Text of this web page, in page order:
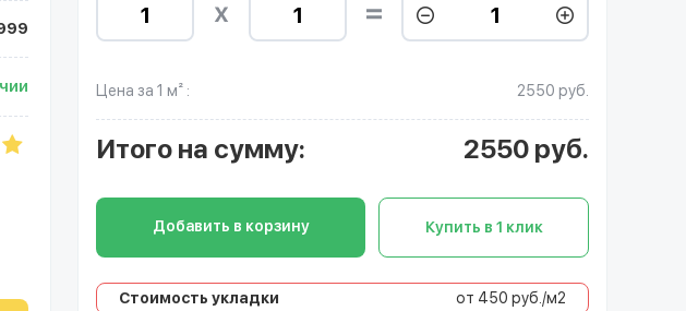
Цена за 1 м² : 2550 руб.
Итого на сумму: 2550 руб.
Добавить в корзину Купить в 1 клик
Стоимость укладки от 450 руб./м2